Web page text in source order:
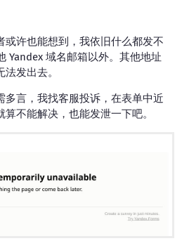
或许也能想到，我依旧什么都发不
Yandex 域名邮箱以外。其他地址
发出去。
多言，我找客服投诉，在表单中近
不能解决，也能发泄一下吧。